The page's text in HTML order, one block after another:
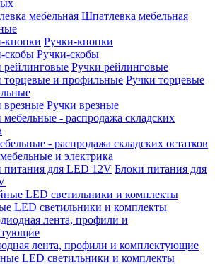
Шпатлевка мебельная
Ручки-кнопки
Ручки-скобы
Ручки рейлинговые
Ручки торцевые
Ручки врезные
- распродажа складских остатков
и электрика
Блоки питания для
LED светильники и комплекты
лента, профили и комплектующие